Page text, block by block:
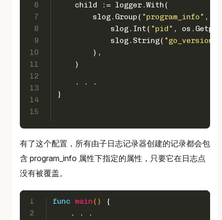
6
7
8
9
10
11
12
13
14
15
    child := logger.With(
        slog.Group(
"program_info" ,
            slog.Int(
"pid" ,
            slog.String(
"go_version"
        ),
    )
    . . .
}
有了这个配置，所有由子日志记录器创建的记录都会包
含 program_info 属性下指定的属性，只要它在日志点
没有被覆盖。
1
2
func main ()
{
    . . .